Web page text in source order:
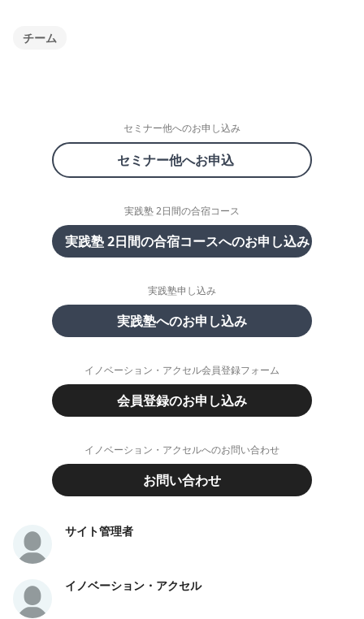
チーム
セミナー他へのお申し込み
セミナー他へお申込
実践塾 2日間の合宿コース
実践塾 2日間の合宿コースへのお申し込み
実践塾申し込み
実践塾へのお申し込み
イノベーション・アクセル会員登録フォーム
会員登録のお申し込み
イノベーション・アクセルへのお問い合わせ
お問い合わせ
サイト管理者
イノベーション・アクセル